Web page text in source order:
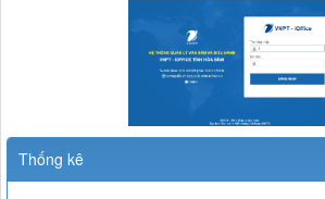
Thống kê